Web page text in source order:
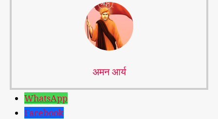
अमन आर्य
WhatsApp
Facebook